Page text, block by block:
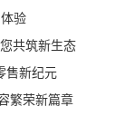
验
共筑新生态
售新纪元
繁荣新篇章